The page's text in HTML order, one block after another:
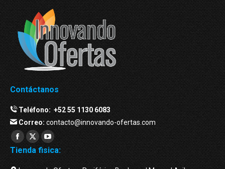
Contáctanos
Teléfono:+52 55 1130 6083
Correo:contacto@innovando-ofertas.com
Facebook
page
Twitter
page
YouTube
page
Tienda fisica: